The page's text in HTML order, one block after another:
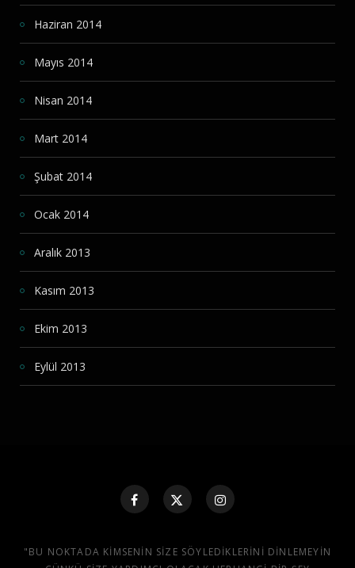
Haziran 2014
Mayıs 2014
Nisan 2014
Mart 2014
Şubat 2014
Ocak 2014
Aralık 2013
Kasım 2013
Ekim 2013
Eylül 2013
"BU NOKTADA KIMSENIN SIZE SÖYLEDIKLERINI DINLEMEYIN